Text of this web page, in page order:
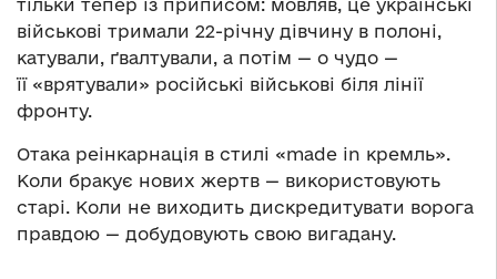
тільки тепер із приписом: мовляв, це українські
військові тримали 22-річну дівчину в полоні,
катували, ґвалтували, а потім — о чудо —
її «врятували» російські військові біля лінії
фронту.
Отака реінкарнація в стилі «made in кремль».
Коли бракує нових жертв — використовують
старі. Коли не виходить дискредитувати ворога
правдою — добудовують свою вигадану.